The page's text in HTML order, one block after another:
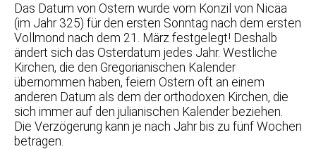
Das Datum von Ostern wurde vom Konzil von Nicäa
(im Jahr 325) für den ersten Sonntag nach dem ersten
Vollmond nach dem 21. März festgelegt! Deshalb
ändert sich das Osterdatum jedes Jahr. Westliche
Kirchen, die den Gregorianischen Kalender
übernommen haben, feiern Ostern oft an einem
anderen Datum als dem der orthodoxen Kirchen, die
sich immer auf den julianischen Kalender beziehen.
Die Verzögerung kann je nach Jahr bis zu fünf Wochen
betragen.